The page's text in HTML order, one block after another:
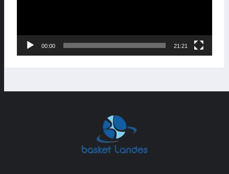
00:00 21:21